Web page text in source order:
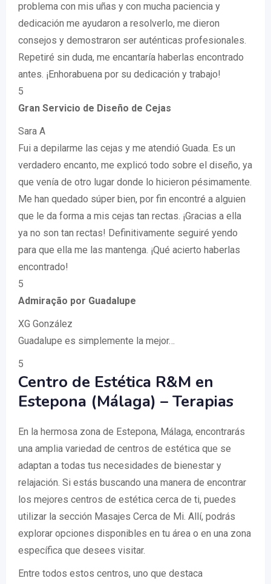
problema con mis uñas y con mucha paciencia y
dedicación me ayudaron a resolverlo, me dieron
consejos y demostraron ser auténticas profesionales.
Repetiré sin duda, me encantaría haberlas encontrado
antes. ¡Enhorabuena por su dedicación y trabajo!
5
Gran Servicio de Diseño de Cejas
Sara A
Fui a depilarme las cejas y me atendió Guada. Es un
verdadero encanto, me explicó todo sobre el diseño, ya
que venía de otro lugar donde lo hicieron pésimamente.
Me han quedado súper bien, por fin encontré a alguien
que le da forma a mis cejas tan rectas. ¡Gracias a ella
ya no son tan rectas! Definitivamente seguiré yendo
para que ella me las mantenga. ¡Qué acierto haberlas
encontrado!
5
Admiração por Guadalupe
XG González
Guadalupe es simplemente la mejor…
5
Centro de Estética R&M en
Estepona (Málaga) – Terapias
En la hermosa zona de Estepona, Málaga, encontrarás
una amplia variedad de centros de estética que se
adaptan a todas tus necesidades de bienestar y
relajación. Si estás buscando una manera de encontrar
los mejores centros de estética cerca de ti, puedes
utilizar la sección Masajes Cerca de Mi. Allí, podrás
explorar opciones disponibles en tu área o en una zona
específica que desees visitar.
Entre todos estos centros, uno que destaca